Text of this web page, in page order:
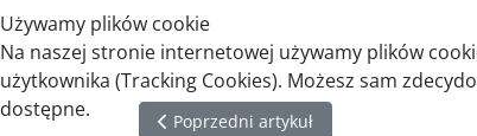
Poprzedni artykuł: Obchody Dnia
Poprzedni artykuł
Używamy plików cookie
Na naszej stronie internetowej używamy plików
użytkownika (Tracking Cookies). Możesz sam
dostępne.